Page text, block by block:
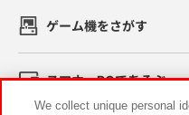
ゲーム機をさがす
スマホ・PCであそぶ
We collect unique personal